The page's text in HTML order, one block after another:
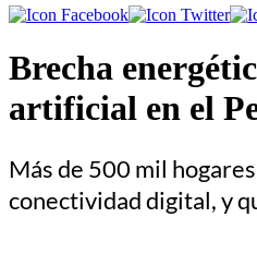
Brecha
artificial en el
Más de 500 mil
conectividad digital, y